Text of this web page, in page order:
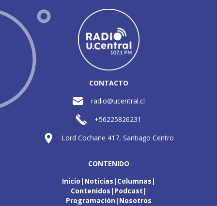
CONTACTO
radio@ucentral.cl
+56225826231
Lord Cochane 417, Santiago Centro
CONTENIDO
Inicio Noticias Columnas
Contenidos Podcast
Programación Nosotros